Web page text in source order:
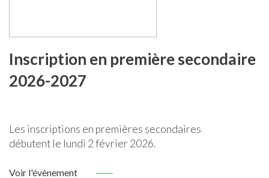
Inscription en première secondaire
2026-2027
Les inscriptions en premières secondaires
débutent le lundi 2 février 2026.
Voir l'évènement